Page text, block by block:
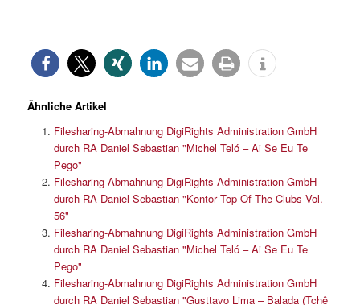
Ähnliche Artikel
Filesharing-Abmahnung DigiRights Administration GmbH
durch RA Daniel Sebastian "Michel Teló – Ai Se Eu Te
Pego"
Filesharing-Abmahnung DigiRights Administration GmbH
durch RA Daniel Sebastian "Kontor Top Of The Clubs Vol.
56"
Filesharing-Abmahnung DigiRights Administration GmbH
durch RA Daniel Sebastian "Michel Teló – Ai Se Eu Te
Pego"
Filesharing-Abmahnung DigiRights Administration GmbH
durch RA Daniel Sebastian "Gusttavo Lima – Balada (Tchê